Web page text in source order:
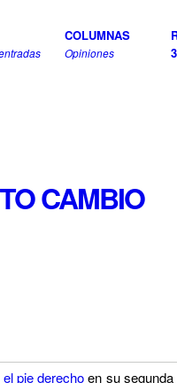
COLUMNAS
Opiniones
CAMBIO
pie derechoen su